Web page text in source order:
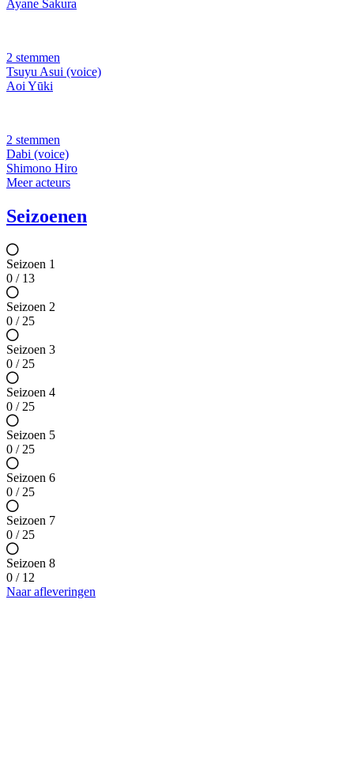
Ayane Sakura
2 stemmen
Tsuyu Asui (voice)
Aoi Yūki
2 stemmen
Dabi (voice)
Shimono Hiro
Meer acteurs
Seizoenen
Seizoen 1
0 / 13
Seizoen 2
0 / 25
Seizoen 3
0 / 25
Seizoen 4
0 / 25
Seizoen 5
0 / 25
Seizoen 6
0 / 25
Seizoen 7
0 / 25
Seizoen 8
0 / 12
Naar afleveringen